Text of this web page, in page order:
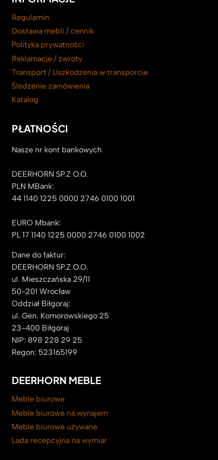
Regulamin
Dostawa mebli / cennik
Polityka prywatności
Reklamacje / zwroty
Transport / Uszkodzenia w transporcie
Śledzenie zamówienia
Katalog
PŁATNOŚCI
Nasze nr kont bankowych
DEERHORN SP.Z O.O.
PLN MBank:
44 1140 1225 0000 2746 0100 1001
EURO Mbank:
PL 17 1140 1225 0000 2746 0100 1002
Dane do faktur:
DEERHORN SP.Z O.O.
ul. Mieszczańska 29/11
50-201 Wrocław
Oddział Biłgoraj:
ul. Gen. Komorowskiego 25
23-400 Biłgoraj
NIP: 898 228 29 25
Regon: 523165199
DEERHORN MEBLE
Meble biurowe
Meble biurowe na wynajem
Meble biurowe używane
Lada recepcyjna na wymiar